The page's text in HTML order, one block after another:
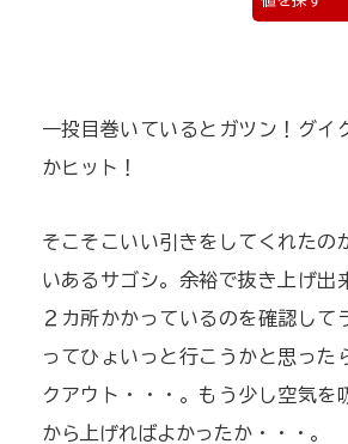
一投目巻いているとガツン！グイ
かヒット！
そこそこいい引きをしてくれたの
いあるサゴシ。余裕で抜き上げ出
２カ所かかっているのを確認して
ってひょいっと行こうかと思った
クアウト・・・。もう少し空気を
から上げればよかったか・・・。